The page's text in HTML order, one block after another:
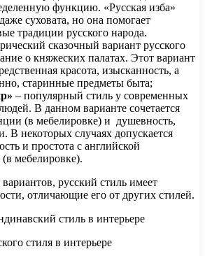
функцию. «Русская изба»
суховата, но она помогает
традиции русского народа.
сказочный вариант русского
о княжеских палатах. Этот вариант
красота, изысканность, а
старинные предметы быта;
– популярный стиль у современных
В данном варианте сочетается
(в мебелировке) и душевность,
В некоторых случаях допускается
и простота с английской
мебелировке).
русский стиль имеет
отличающие его от других стилей.
стиль в интерьере
стиля в интерьере